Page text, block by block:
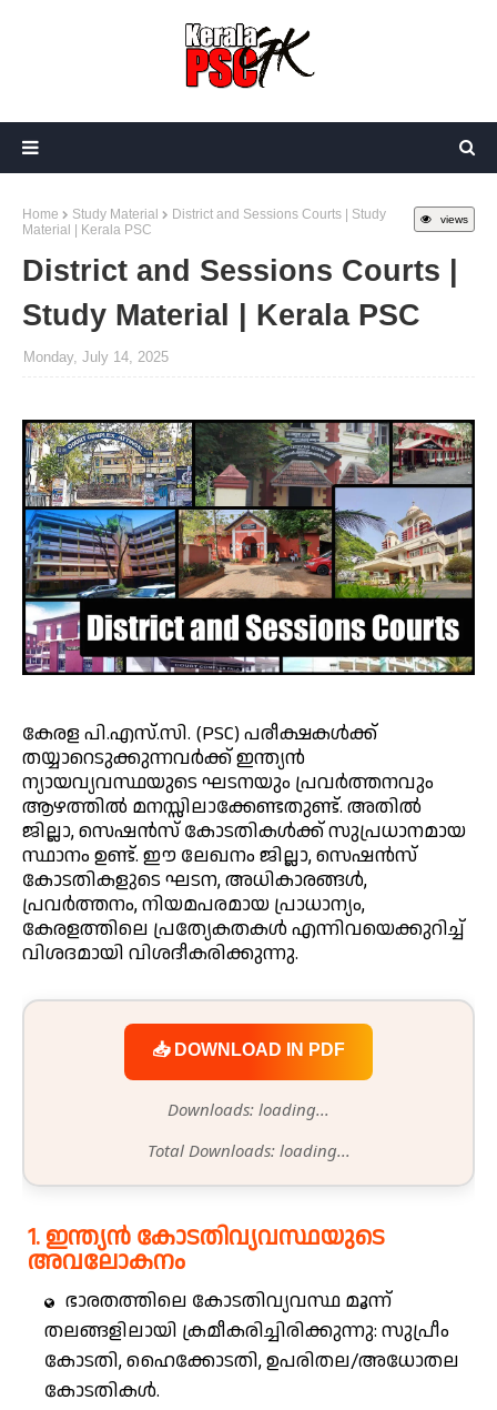
views
Home Study Material
District and Sessions Courts | Study
Material | Kerala PSC
District and Sessions Courts |
Study Material | Kerala PSC
Monday, July 14, 2025
കേരള പി.എസ്.സി. (PSC) പരീക്ഷകൾക്ക്
തയ്യാറെടുക്കുന്നവർക്ക് ഇന്ത്യൻ
ന്യായവ്യവസ്ഥയുടെ ഘടനയും പ്രവർത്തനവും
ആഴത്തിൽ മനസ്സിലാക്കേണ്ടതുണ്ട്. അതിൽ
ജില്ലാ, സെഷൻസ് കോടതികൾക്ക് സുപ്രധാനമായ
സ്ഥാനം ഉണ്ട്. ഈ ലേഖനം ജില്ലാ, സെഷൻസ്
കോടതികളുടെ ഘടന, അധികാരങ്ങൾ,
പ്രവർത്തനം, നിയമപരമായ പ്രാധാന്യം,
കേരളത്തിലെ പ്രത്യേകതകൾ എന്നിവയെക്കുറിച്ച്
വിശദമായി വിശദീകരിക്കുന്നു.
📥 DOWNLOAD IN PDF
Downloads: loading...
Total Downloads: loading...
1. ഇന്ത്യൻ കോടതിവ്യവസ്ഥയുടെ
അവലോകനം
ഭാരതത്തിലെ കോടതിവ്യവസ്ഥ മൂന്ന്
തലങ്ങളിലായി ക്രമീകരിച്ചിരിക്കുന്നു: സുപ്രീം
കോടതി, ഹൈക്കോടതി, ഉപരിതല/അധോതല
കോടതികൾ.